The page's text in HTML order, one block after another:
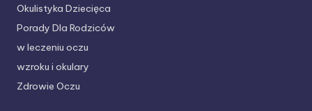
Okulistyka Dziecięca
Porady Dla Rodziców
w leczeniu oczu
wzroku i okulary
Zdrowie Oczu